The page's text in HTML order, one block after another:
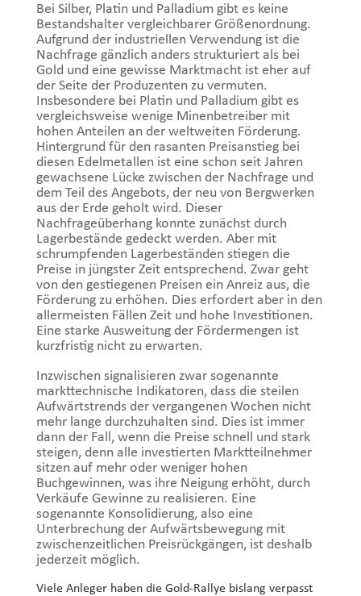
Bei Silber, Platin und Palladium gibt es keine
Bestandshalter vergleichbarer Größenordnung.
Aufgrund der industriellen Verwendung ist die
Nachfrage gänzlich anders strukturiert als bei
Gold und eine gewisse Marktmacht ist eher auf
der Seite der Produzenten zu vermuten.
Insbesondere bei Platin und Palladium gibt es
vergleichsweise wenige Minenbetreiber mit
hohen Anteilen an der weltweiten Förderung.
Hintergrund für den rasanten Preisanstieg bei
diesen Edelmetallen ist eine schon seit Jahren
gewachsene Lücke zwischen der Nachfrage und
dem Teil des Angebots, der neu von Bergwerken
aus der Erde geholt wird. Dieser
Nachfrageüberhang konnte zunächst durch
Lagerbestände gedeckt werden. Aber mit
schrumpfenden Lagerbeständen stiegen die
Preise in jüngster Zeit entsprechend. Zwar geht
von den gestiegenen Preisen ein Anreiz aus, die
Förderung zu erhöhen. Dies erfordert aber in den
allermeisten Fällen Zeit und hohe Investitionen.
Eine starke Ausweitung der Fördermengen ist
kurzfristig nicht zu erwarten.
Inzwischen signalisieren zwar sogenannte
markttechnische Indikatoren, dass die steilen
Aufwärtstrends der vergangenen Wochen nicht
mehr lange durchzuhalten sind. Dies ist immer
dann der Fall, wenn die Preise schnell und stark
steigen, denn alle investierten Marktteilnehmer
sitzen auf mehr oder weniger hohen
Buchgewinnen, was ihre Neigung erhöht, durch
Verkäufe Gewinne zu realisieren. Eine
sogenannte Konsolidierung, also eine
Unterbrechung der Aufwärtsbewegung mit
zwischenzeitlichen Preisrückgängen, ist deshalb
jederzeit möglich.
Viele Anleger haben die Gold-Rallye bislang verpasst